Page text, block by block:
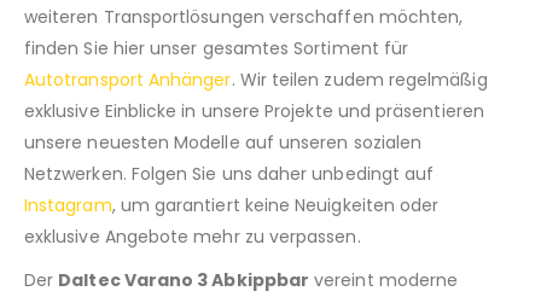
weiteren Transportlösungen verschaffen möchten,
finden Sie hier unser gesamtes Sortiment für
Autotransport Anhänger. Wir teilen zudem regelmäßig
exklusive Einblicke in unsere Projekte und präsentieren
unsere neuesten Modelle auf unseren sozialen
Netzwerken. Folgen Sie uns daher unbedingt auf
Instagram, um garantiert keine Neuigkeiten oder
exklusive Angebote mehr zu verpassen.
Der Daltec Varano 3 Abkippbar vereint moderne